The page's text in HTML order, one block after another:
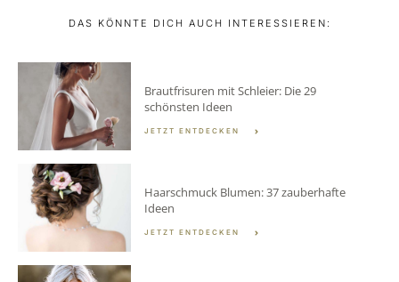
DAS KÖNNTE DICH AUCH INTERESSIEREN:
Brautfrisuren mit Schleier: Die 29
schönsten Ideen
JETZT ENTDECKEN
Haarschmuck Blumen: 37 zauberhafte
Ideen
JETZT ENTDECKEN